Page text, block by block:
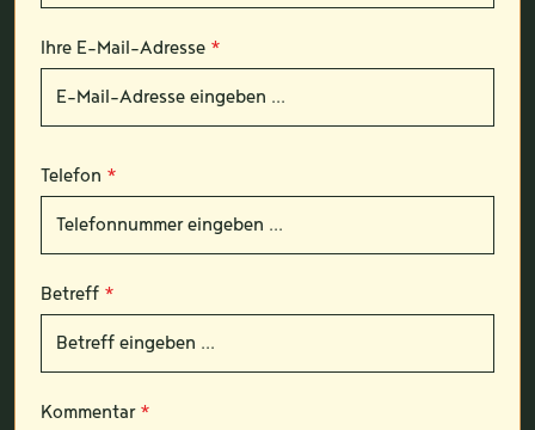
Ihre E-Mail-Adresse *
Telefon *
Betreff *
Kommentar *